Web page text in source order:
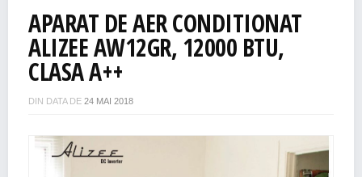
Cum alegem cel mai bun ventilator de cameră în
APARAT DE AER CONDITIONAT
ALIZEE AW12GR, 12000 BTU,
CLASA A++
DIN DATA DE 24 MAI 2018